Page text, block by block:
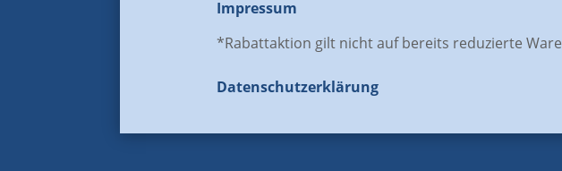
Impressum
*Rabattaktion gilt nicht auf bereits reduzierte Ware
Datenschutz­erklärung